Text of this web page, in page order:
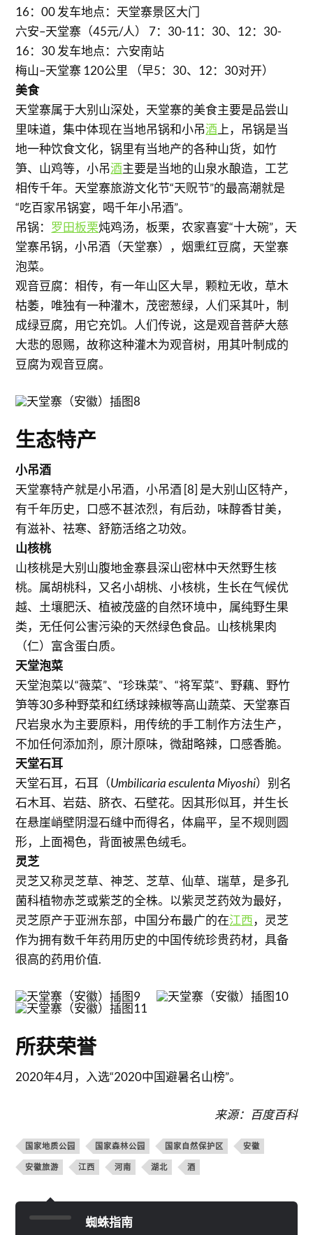
16：00 发车地点：天堂寨景区大门
六安–天堂寨（45元/人） 7：30-11：30、12：30-
16：30 发车地点：六安南站
梅山–天堂寨 120公里 （早5：30、12：30对开）
美食
天堂寨属于大别山深处，天堂寨的美食主要是品尝山
里味道，集中体现在当地吊锅和小吊酒 上，吊锅是当
地一种饮食文化，锅里有当地产的各种山货，如竹
笋、山鸡等，小吊酒主要是当地的山泉水酿造，工艺
相传千年。天堂寨旅游文化节“天贶节”的最高潮就是
“吃百家吊锅宴，喝千年小吊酒”。
吊锅： 罗田板栗炖鸡汤，板栗，农家喜宴“十大碗”，天
堂寨吊锅，小吊酒（天堂寨），烟熏红豆腐，天堂寨
泡菜。
观音豆腐：相传，有一年山区大旱，颗粒无收，草木
枯萎，唯独有一种灌木，茂密葱绿，人们采其叶，制
成绿豆腐，用它充饥。人们传说，这是观音菩萨大慈
大悲的恩赐，故称这种灌木为观音树，用其叶制成的
豆腐为观音豆腐。
生态特产
小吊酒
天堂寨特产就是小吊酒，小吊酒 [8] 是大别山区特产，
有千年历史，口感不甚浓烈，有后劲，味醇香甘美，
有滋补、祛寒、舒筋活络之功效。
山核桃
山核桃是大别山腹地金寨县深山密林中天然野生核
桃。属胡桃科，又名小胡桃、小核桃，生长在气候优
越、土壤肥沃、植被茂盛的自然环境中，属纯野生果
类，无任何公害污染的天然绿色食品。山核桃果肉
（仁）富含蛋白质。
天堂泡菜
天堂泡菜以“薇菜”、“珍珠菜”、“将军菜”、野藕、野竹
笋等30多种野菜和红绣球辣椒等高山蔬菜、天堂寨百
尺岩泉水为主要原料，用传统的手工制作方法生产，
不加任何添加剂，原汁原味，微甜略辣，口感香脆。
天堂石耳
天堂石耳，石耳（Umbilicaria esculenta Miyoshi）别名
石木耳、岩菇、脐衣、石壁花。因其形似耳，并生长
在悬崖峭壁阴湿石缝中而得名，体扁平，呈不规则圆
形，上面褐色，背面被黑色绒毛。
灵芝
灵芝又称灵芝草、神芝、芝草、仙草、瑞草，是多孔
菌科植物赤芝或紫芝的全株。以紫灵芝药效为最好，
灵芝原产于亚洲东部，中国分布最广的在江西，灵芝
作为拥有数千年药用历史的中国传统珍贵药材，具备
很高的药用价值.
所获荣誉
2020年4月，入选“2020中国避暑名山榜”。
来源：百度百科
国家地质公园 国家森林公园 国家自然保护区 安徽
安徽旅游 江西 河南 湖北 酒
蜘蛛指南